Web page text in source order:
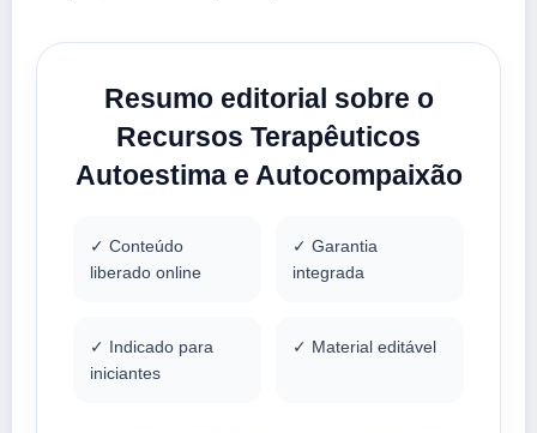
Resumo editorial sobre o
Recursos Terapêuticos
Autoestima e Autocompaixão
✓ Conteúdo
liberado online
✓ Garantia
integrada
✓ Indicado para
iniciantes
✓ Material editável